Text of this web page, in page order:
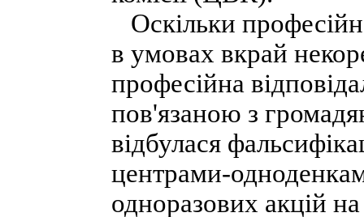
Оскільки
в умовах вкрай
професійна
пов'язаною з
відбулася
центрами-
одноразових акцій